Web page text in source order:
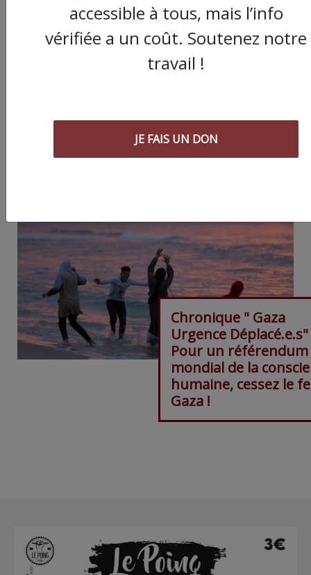
ARTICLE AGORA SUIVANT :
Chronique " Gaza
Urgence
Pour un référendum
mondial de la
humaine, cessez le
Gaza !
accessible à tous, mais l’info
vérifiée a un coût. Soutenez notre
travail !
JE FAIS UN DON